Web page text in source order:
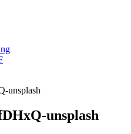
unsplash
unsplash